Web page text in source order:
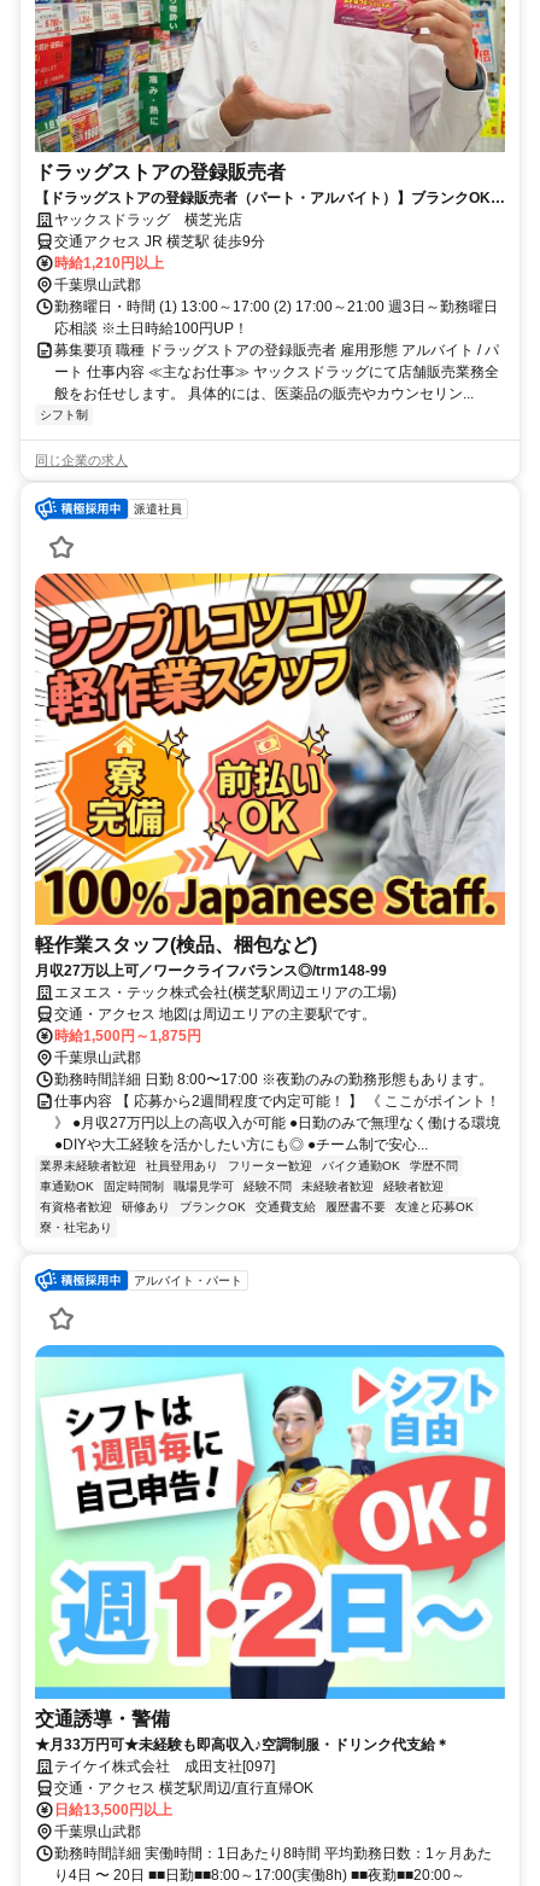
ドラッグストアの登録販売者
【ドラッグストアの登録販売者（パート・アルバイト）】ブランクOK！
ヤックスドラッグ 横芝光店！
ヤックスドラッグ 横芝光店
交通アクセス JR 横芝駅 徒歩9分
時給1,210円以上
千葉県山武郡
勤務曜日・時間 (1) 13:00～17:00 (2) 17:00～21:00 週3日～勤務曜日
応相談 ※土日時給100円UP！
募集要項 職種 ドラッグストアの登録販売者 雇用形態 アルバイト / パ
ート 仕事内容 ≪主なお仕事≫ ヤックスドラッグにて店舗販売業務全
般をお任せします。 具体的には、医薬品の販売やカウンセリン...
シフト制
同じ企業の求人
派遣社員
軽作業スタッフ(検品、梱包など)
月収27万以上可／ワークライフバランス◎/trm148-99
エヌエス・テック株式会社(横芝駅周辺エリアの工場)
交通・アクセス 地図は周辺エリアの主要駅です。
時給1,500円～1,875円
千葉県山武郡
勤務時間詳細 日勤 8:00〜17:00 ※夜勤のみの勤務形態もあります。
仕事内容 【 応募から2週間程度で内定可能！ 】 《 ここがポイント！
》 ●月収27万円以上の高収入が可能 ●日勤のみで無理なく働ける環境
●DIYや大工経験を活かしたい方にも◎ ●チーム制で安心...
業界未経験者歓迎 社員登用あり フリーター歓迎 バイク通勤OK
学歴不問
車通勤OK
固定時間制 職場見学可 経験不問 未経験者歓迎
経験者歓迎
有資格者歓迎
研修あり ブランクOK 交通費支給 履歴書不要
友達と応募OK
寮・社宅あり
アルバイト・パート
交通誘導・警備
★月33万円可★未経験も即高収入♪空調制服・ドリンク代支給＊
テイケイ株式会社 成田支社[097]
交通・アクセス 横芝駅周辺/直行直帰OK
日給13,500円以上
千葉県山武郡
勤務時間詳細 実働時間：1日あたり8時間 平均勤務日数：1ヶ月あた
り4日 〜 20日 ■■日勤■■8:00～17:00(実働8h) ■■夜勤■■20:00～